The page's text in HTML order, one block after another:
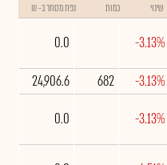
שינוי כמות נפח מסחר ב- ₪
-3.13%
0.0
-3.13%
682
24,906.6
-3.13%
0.0